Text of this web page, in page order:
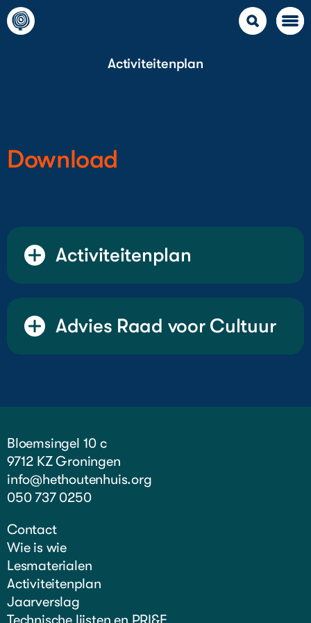
Activiteitenplan
Download
Activiteitenplan
Advies Raad voor Cultuur
Bloemsingel 10 c
9712 KZ Groningen
info@hethoutenhuis.org
050 737 0250
Contact
Wie is wie
Lesmaterialen
Activiteitenplan
Jaarverslag